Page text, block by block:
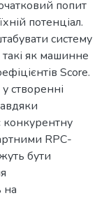
попит
потенціал.
систему
такі як машинне
Score.
створенні
конкурентну
RPC-
бути
на